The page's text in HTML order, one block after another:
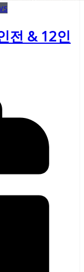
전 & 12인